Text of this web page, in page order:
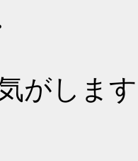
がしま